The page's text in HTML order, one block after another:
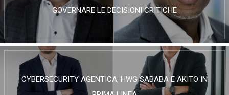
GOVERNARE LE DECISIONI CRITICHE
CYBERSECURITY AGENTICA, HWG SABABA E AKITO IN